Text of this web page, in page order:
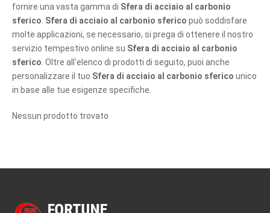
fornire una vasta gamma di Sfera di acciaio al carbonio
sferico Sfera di acciaio al carbonio sferico può soddisfare
molte applicazioni, se necessario, si prega di ottenere il nostro
servizio tempestivo online su Sfera di acciaio al carbonio
sferico . Oltre all'elenco di prodotti di seguito, puoi anche
personalizzare il tuo Sfera di acciaio al carbonio sferico unico
in base alle tue esigenze specifiche.
Nessun prodotto trovato